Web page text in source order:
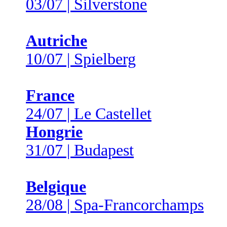
03/07 | Silverstone
Autriche
10/07 | Spielberg
France
24/07 | Le Castellet
Hongrie
31/07 | Budapest
Belgique
28/08 | Spa-Francorchamps